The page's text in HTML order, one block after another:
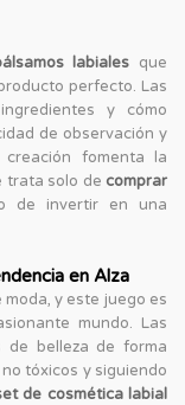
labiales que
perfecto. Las
y cómo
de observación y
creación fomenta la
trata solo de comprar
de invertir en una
en Alza
y este juego es
mundo. Las
de belleza de forma
tóxicos y siguiendo
de cosmética labial